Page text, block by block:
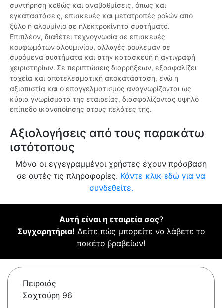
συντήρηση καθώς και αναβαθμίσεις, όπως και
εγκαταστάσεις, επισκευές και μετατροπές ρολών από
ξύλο ή αλουμίνιο σε ηλεκτροκίνητα συστήματα.
Επιπλέον, διαθέτει τεχνογνωσία σε επισκευές
κουφωμάτων αλουμινίου, αλλαγές ρουλεμάν σε
συρόμενα συστήματα και στην κατασκευή ή αντιγραφή
χειριστηρίων. Σε περιπτώσεις διαρρήξεων, εξασφαλίζει
ταχεία και αποτελεσματική αποκατάσταση, ενώ η
αξιοπιστία και ο επαγγελματισμός αναγνωρίζονται ως
κύρια γνωρίσματα της εταιρείας, διασφαλίζοντας υψηλό
επίπεδο ικανοποίησης στους πελάτες της.
Αξιολογήσεις από τους παρακάτω
ιστότοπους
Μόνο οι εγγεγραμμένοι χρήστες έχουν πρόσβαση
σε αυτές τις πληροφορίες. Κάντε κλικ εδώ για να
συνδεθείτε.
Αυτή είναι η εταιρεία σας?
Συγχαρητήρια! Δείτε πώς μπορείτε να λάβετε το
πακέτο βραβείων!
Πειραιάς
Σαχτούρη 96